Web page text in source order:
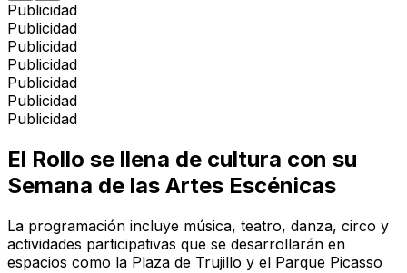
Publicidad
Publicidad
Publicidad
Publicidad
Publicidad
Publicidad
Publicidad
El Rollo se llena de cultura con su
Semana de las Artes Escénicas
La programación incluye música, teatro, danza, circo y
actividades participativas que se desarrollarán en
espacios como la Plaza de Trujillo y el Parque Picasso